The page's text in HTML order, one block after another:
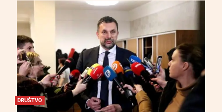
DRUŠTVO